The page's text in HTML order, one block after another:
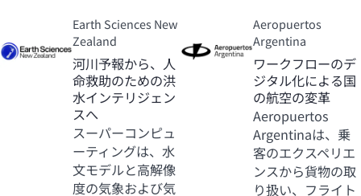
Earth Sciences New
Zealand
河川予報から、人
命救助のための洪
水インテリジェン
スへ
スーパーコンピュ
ーティングは、水
文モデルと高解像
度の気象および気
Aeropuertos
Argentina
ワークフローのデ
ジタル化による国
の航空の変革
Aeropuertos
Argentinaは、乗
客のエクスペリエ
ンスから貨物の取
り扱い、フライト